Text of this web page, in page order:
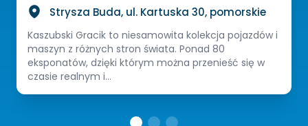
Strysza Buda, ul. Kartuska 30, pomorskie
Kaszubski Gracik to niesamowita kolekcja pojazdów i
maszyn z różnych stron świata. Ponad 80
eksponatów, dzięki którym można przenieść się w
czasie realnym i...